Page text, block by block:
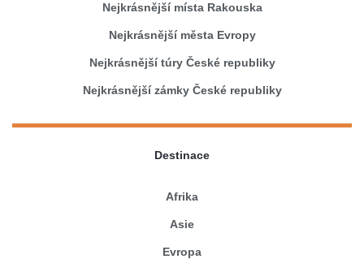
Nejkrásnější místa Rakouska
Nejkrásnější města Evropy
Nejkrásnější túry České republiky
Nejkrásnější zámky České republiky
Destinace
Afrika
Asie
Evropa